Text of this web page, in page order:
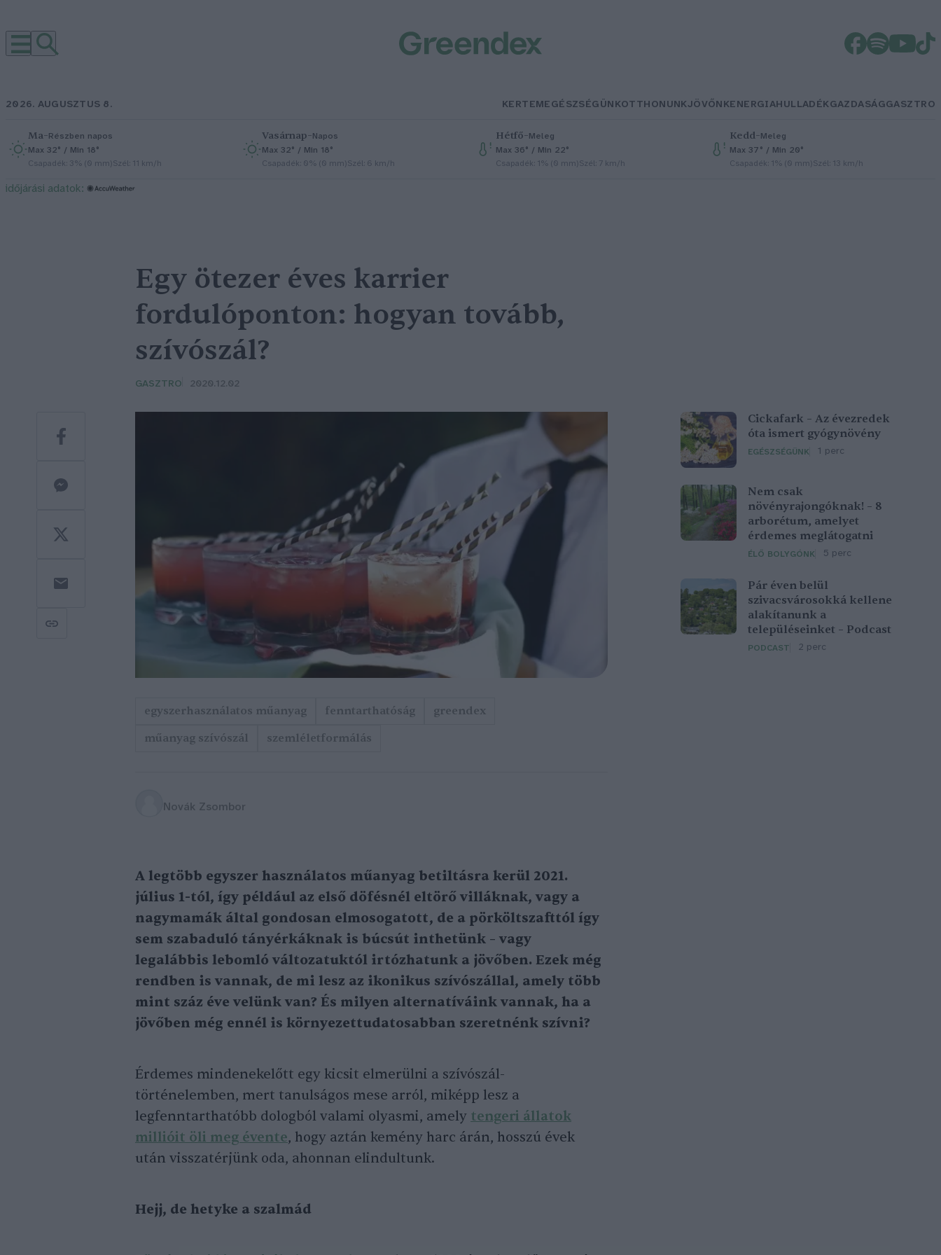
2026. AUGUSZTUS 8. KERTEMEGÉSZSÉGÜNKOTTHONUNKJÖVŐNKENERGIAHULLADÉKGAZDASÁGGASZTRO
Ma–Részben napos
Max 32° / Min 18°
Csapadék: 3% (0 mm)Szél: 11 km/h
Vasárnap–Napos
Max 32° / Min 18°
Csapadék: 0% (0 mm)Szél: 6 km/h
Hétfő–Meleg
Max 36° / Min 22°
Csapadék: 1% (0 mm)Szél: 7 km/h
Kedd–Meleg
Max 37° / Min 20°
Csapadék: 1% (0 mm)Szél: 13 km/h
időjárási adatok:
Cickafark – Az évezredek
óta ismert gyógynövény
EGÉSZSÉGÜNK 1 perc
Nem csak
növényrajongóknak! – 8
arborétum, amelyet
érdemes meglátogatni
ÉLŐ BOLYGÓNK 5 perc
Pár éven belül
szivacsvárosokká kellene
alakítanunk a
településeinket – Podcast
PODCAST 2 perc
Egy ötezer éves karrier
fordulóponton: hogyan tovább,
szívószál?
GASZTRO 2020.12.02
egyszerhasználatos műanyag fenntarthatóság
greendex
műanyag szívószál
szemléletformálás
Novák Zsombor
A legtöbb egyszer használatos műanyag betiltásra kerül 2021.
július 1-tól, így például az első döfésnél eltörő villáknak, vagy a
nagymamák által gondosan elmosogatott, de a pörköltszafttól így
sem szabaduló tányérkáknak is búcsút inthetünk – vagy
legalábbis lebomló változatuktól irtózhatunk a jövőben. Ezek még
rendben is vannak, de mi lesz az ikonikus szívószállal, amely több
mint száz éve velünk van? És milyen alternatíváink vannak, ha a
jövőben még ennél is környezettudatosabban szeretnénk szívni?
Érdemes mindenekelőtt egy kicsit elmerülni a szívószál-
történelemben, mert tanulságos mese arról, miképp lesz a
legfenntarthatóbb dologból valami olyasmi, amely tengeri állatok
millióit öli meg évente, hogy aztán kemény harc árán, hosszú évek
után visszatérjünk oda, ahonnan elindultunk.
Hejj, de hetyke a szalmád